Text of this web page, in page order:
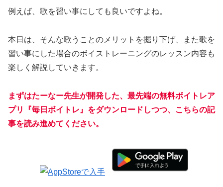
例えば、歌を習い事にしても良いですよね。
本日は、そんな歌うことのメリットを掘り下げ、また歌を
習い事にした場合のボイストレーニングのレッスン内容も
楽しく解説していきます。
まずはたーなー先生が開発した、最先端の無料ボイトレア
プリ『毎日ボイトレ』をダウンロードしつつ、こちらの記
事を読み進めてください。